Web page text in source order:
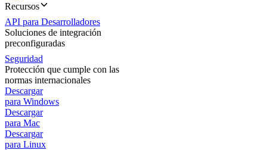
Recursos
API para Desarrolladores
Soluciones de integración
preconfiguradas
Seguridad
Protección que cumple con las
normas internacionales
Descargar
para Windows
Descargar
para Mac
Descargar
para Linux